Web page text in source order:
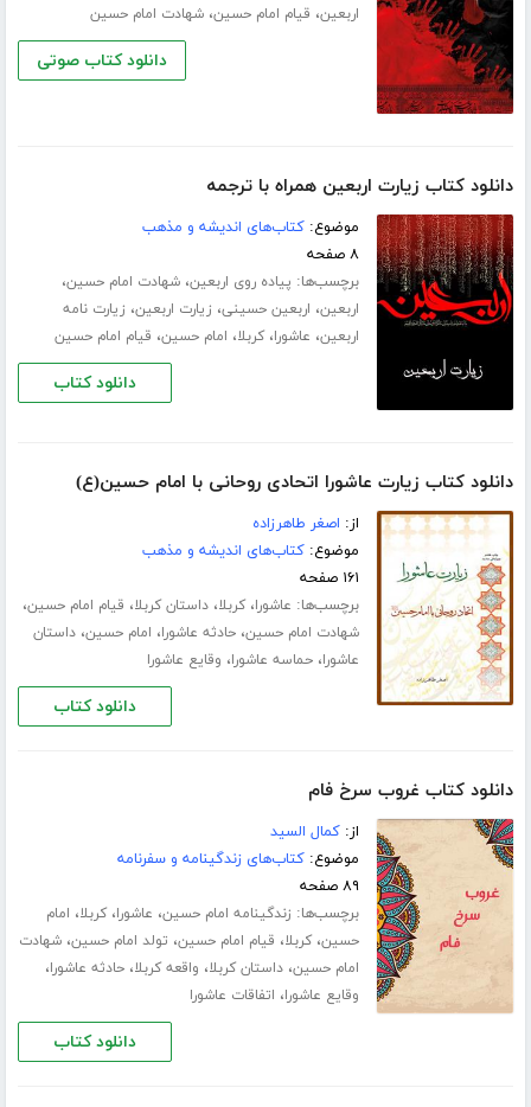
اربعین، قیام امام حسین،شهادت امام حسین
دانلود کتاب صوتی
دانلود کتاب زیارت اربعین همراه با ترجمه
موضوع:کتاب‌های اندیشه و مذهب
۸ صفحه
برچسب‌ها: پیاده روی اربعین،شهادت امام حسین،
اربعین، اربعین حسینی، زیارت اربعین، زیارت نامه
اربعین، عاشورا،کربلا، امام حسین، قیام امام حسین
دانلود کتاب
دانلود کتاب زیارت عاشورا اتحادی روحانی با امام حسین(ع)
از: اصغر طاهرزاده
موضوع:کتاب‌های اندیشه و مذهب
۱۶۱ صفحه
برچسب‌ها: عاشورا،کربلا،داستان کربلا، قیام امام حسین،
شهادت امام حسین،حادثه عاشورا، امام حسین،داستان
عاشورا،حماسه عاشورا، وقایع عاشورا
دانلود کتاب
دانلود کتاب غروب سرخ فام
از:کمال السید
موضوع:کتاب‌های زندگینامه و سفرنامه
۸۹ صفحه
برچسب‌ها: زندگینامه امام حسین، عاشورا،کربلا، امام
حسین،کربلا، قیام امام حسین، تولد امام حسین،شهادت
امام حسین،داستان کربلا، واقعه کربلا،حادثه عاشورا،
وقایع عاشورا، اتفاقات عاشورا
دانلود کتاب